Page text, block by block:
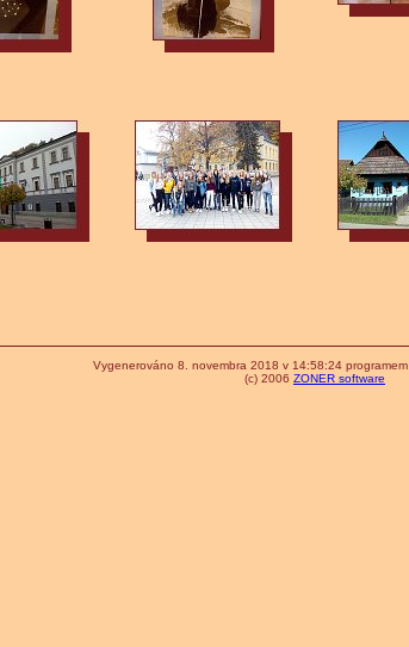
Vygenerováno 8. novembra 2018 v 14:58:24 programem
(c) 2006 ZONER software